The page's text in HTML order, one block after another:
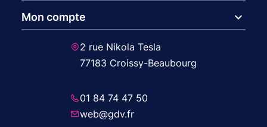
Mon compte expand_more
2 rue Nikola Tesla
77183 Croissy-Beaubourg
01 84 74 47 50
web@gdv.fr